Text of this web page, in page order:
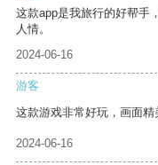
这款app是我旅行的好帮手
人情。
2024-06-16
游客
这款游戏非常好玩，画面精
2024-06-16